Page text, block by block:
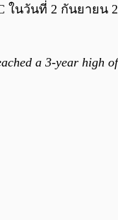
ในวันที่ 2 กันยายน
a 3-year high